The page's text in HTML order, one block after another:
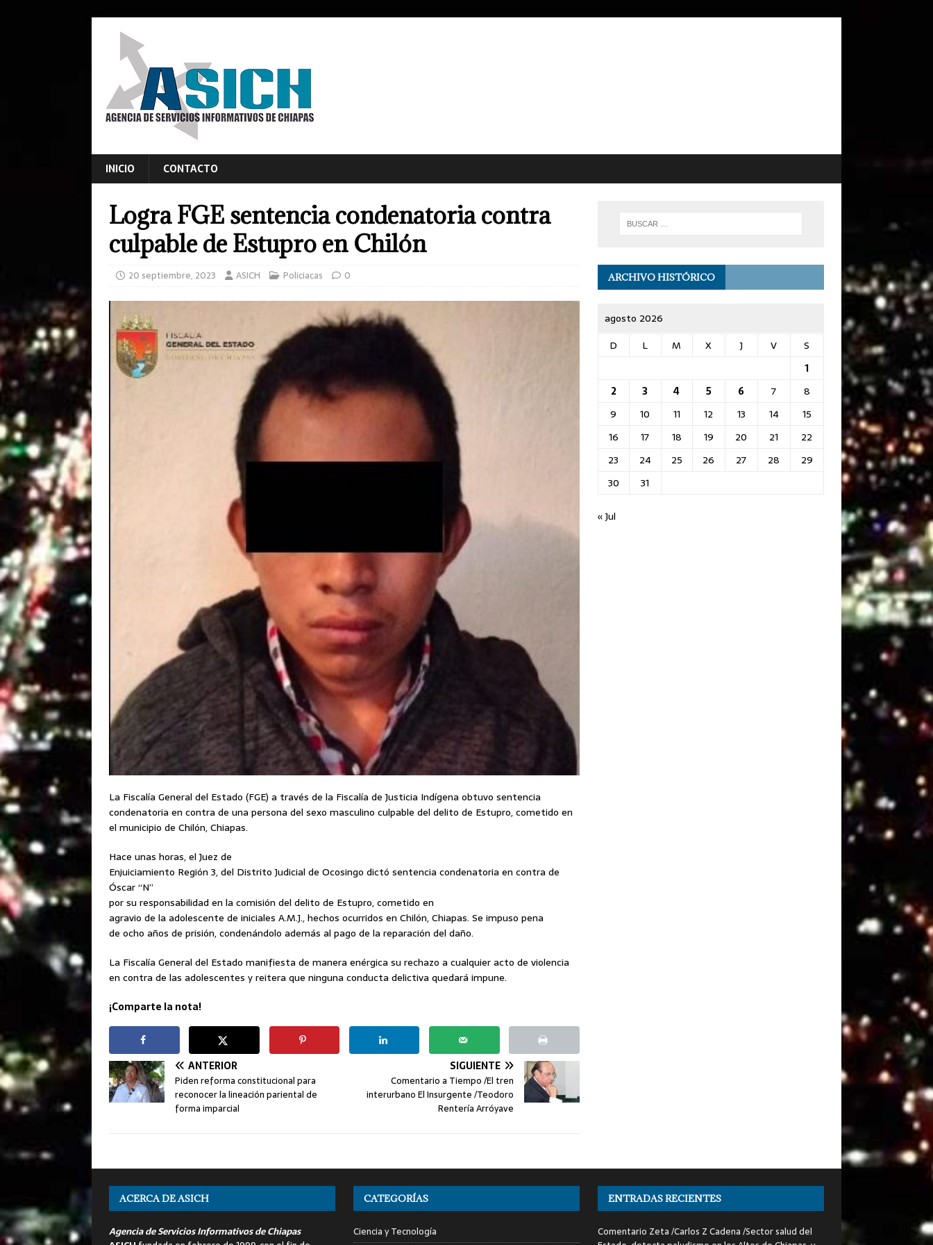
INICIO CONTACTO
Logra FGE sentencia condenatoria contra
culpable de Estupro en Chilón
20 septiembre, 2023 ASICH Policiacas 0
La Fiscalía General del Estado (FGE) a través de la Fiscalía de Justicia Indígena obtuvo sentencia
condenatoria en contra de una persona del sexo masculino culpable del delito de Estupro, cometido en
el municipio de Chilón, Chiapas.
Hace unas horas, el Juez de
Enjuiciamiento Región 3, del Distrito Judicial de Ocosingo dictó sentencia condenatoria en contra de
Óscar “N”
por su responsabilidad en la comisión del delito de Estupro, cometido en
agravio de la adolescente de iniciales A.M.J., hechos ocurridos en Chilón, Chiapas. Se impuso pena
de ocho años de prisión, condenándolo además al pago de la reparación del daño.
La Fiscalía General del Estado manifiesta de manera enérgica su rechazo a cualquier acto de violencia
en contra de las adolescentes y reitera que ninguna conducta delictiva quedará impune.
¡Comparte la nota!
ANTERIOR
Piden reforma constitucional para
reconocer la lineación pariental de
forma imparcial
SIGUIENTE
Comentario a Tiempo /El tren
interurbano El Insurgente /Teodoro
Rentería Arróyave
ARCHIVO HISTÓRICO
agosto 2026
D
L M X J V
S
1
2
3 4 5 6 7
8
9
10 11 12 13 14
15
16
17 18 19 20 21
22
23
24 25 26 27 28
29
30
31
« Jul
ACERCA DE ASICH
Agencia de Servicios Informativos de Chiapas
CATEGORÍAS
Ciencia y Tecnología
ENTRADAS RECIENTES
Comentario Zeta /Carlos Z Cadena /Sector salud del